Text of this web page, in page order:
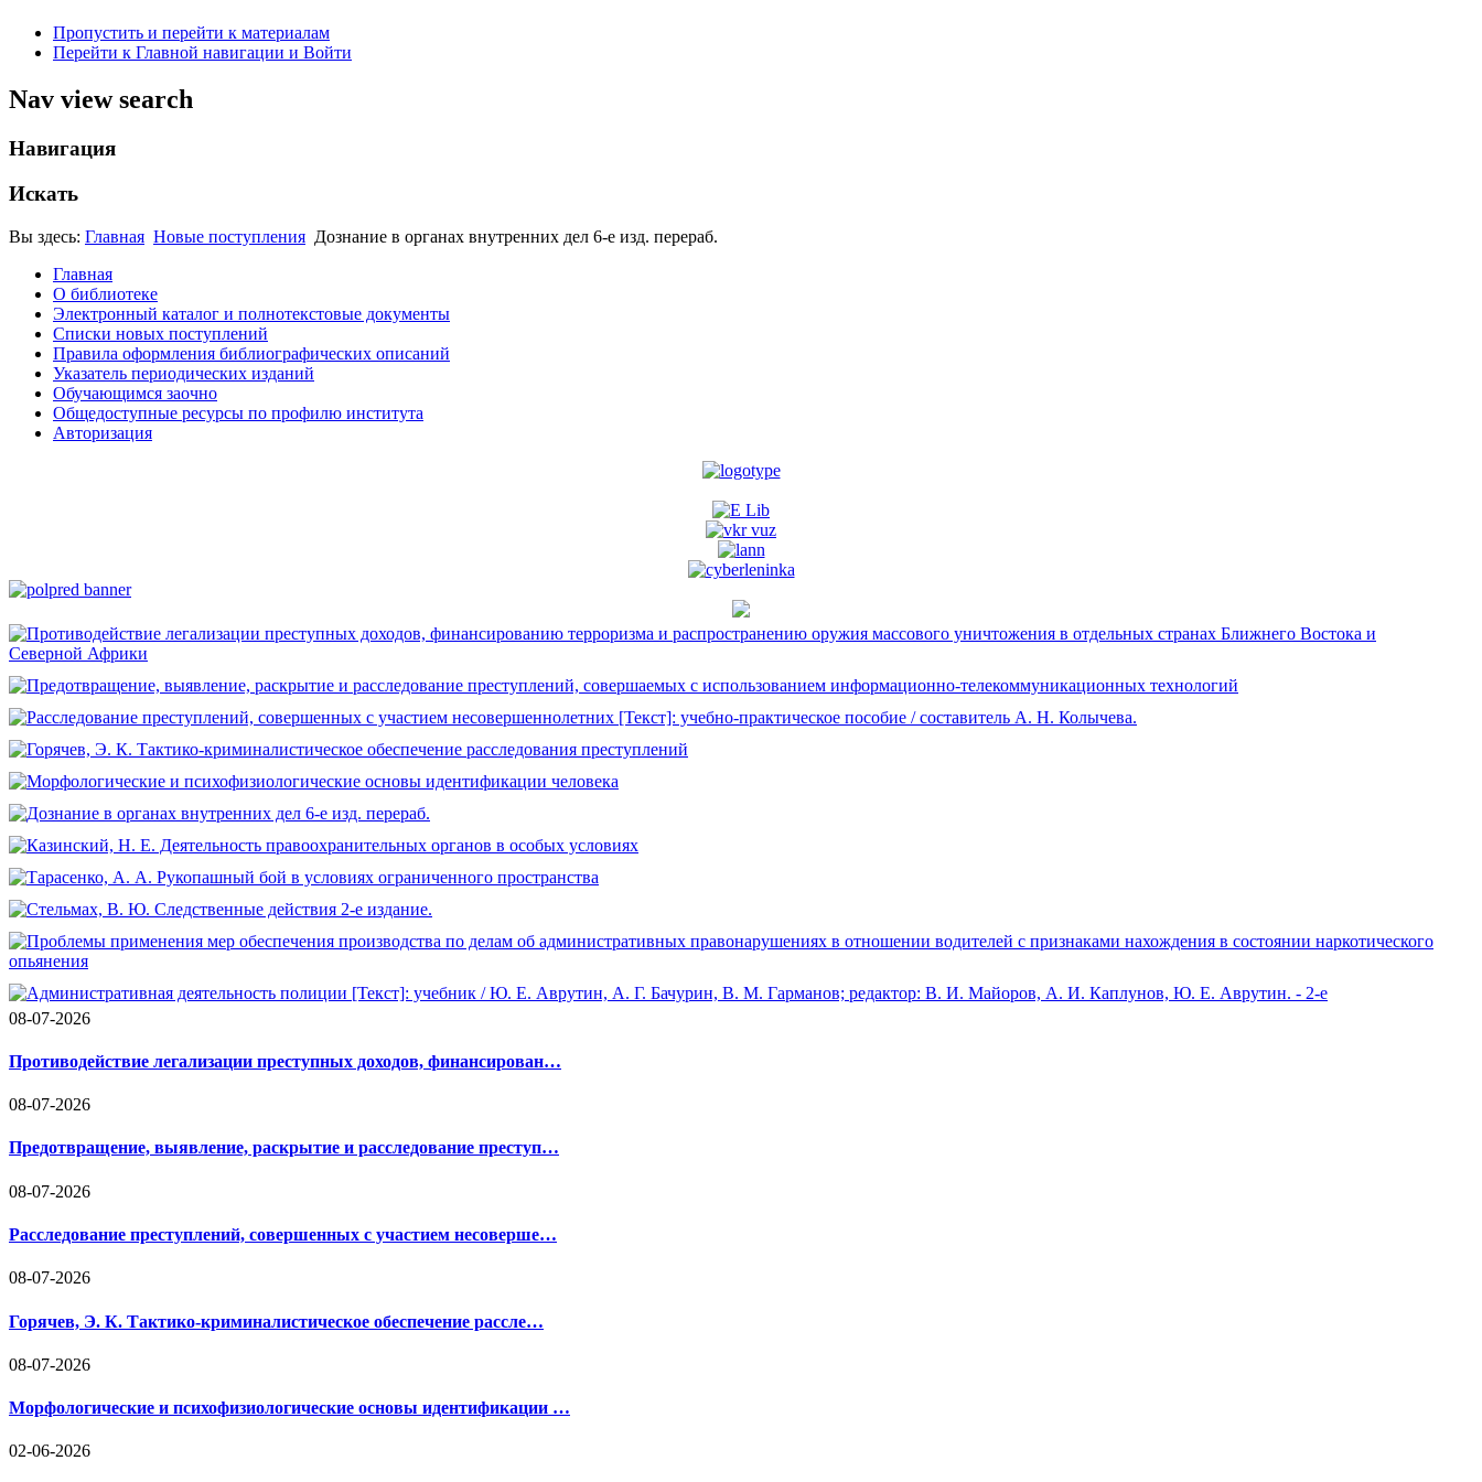
Пропустить и перейти к материалам
Перейти к Главной навигации и Войти
Nav view search
Навигация
Искать
Вы здесь: Главная Новые поступления Дознание в органах внутренних дел 6-е изд. перераб.
Главная
О библиотеке
Электронный каталог и полнотекстовые документы
Списки новых поступлений
Правила оформления библиографических описаний
Указатель периодических изданий
Обучающимся заочно
Общедоступные ресурсы по профилю института
Авторизация
08-07-2026
Противодействие легализации преступных доходов, финансирован…
08-07-2026
Предотвращение, выявление, раскрытие и расследование преступ…
08-07-2026
Расследование преступлений, совершенных с участием несоверше…
08-07-2026
Горячев, Э. К. Тактико-криминалистическое обеспечение рассле…
08-07-2026
Морфологические и психофизиологические основы идентификации …
02-06-2026